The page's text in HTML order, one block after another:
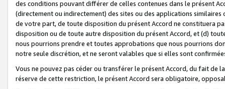
des conditions pouvant différer de celles contenues dans le présent
(directement ou indirectement) des sites ou des applications
de votre part, de toute disposition du présent Accord ne constituera
disposition ou de toute autre disposition du présent Accord, et (d)
nous pourrions prendre et toutes approbations que nous pourrions
notre seule discrétion, et ne seront valables que si elles sont
Vous ne pouvez pas céder ou transférer le présent Accord, du fait de
réserve de cette restriction, le présent Accord sera obligatoire,